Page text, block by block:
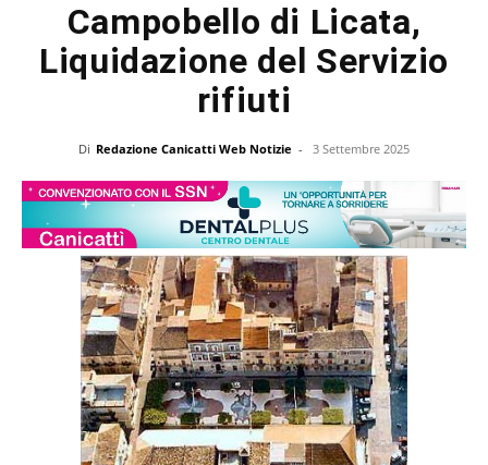
Campobello di Licata,
Liquidazione del Servizio
rifiuti
Di Redazione Canicatti Web Notizie - 3 Settembre 2025